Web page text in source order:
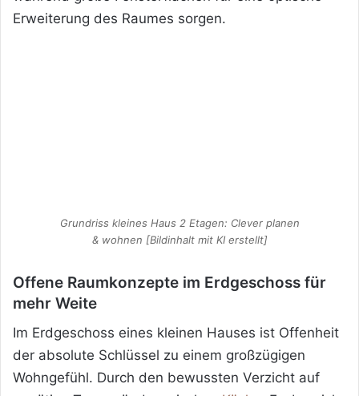
Erweiterung des Raumes sorgen.
Grundriss kleines Haus 2 Etagen: Clever planen
& wohnen [Bildinhalt mit KI erstellt]
Offene Raumkonzepte im Erdgeschoss für
mehr Weite
Im Erdgeschoss eines kleinen Hauses ist Offenheit
der absolute Schlüssel zu einem großzügigen
Wohngefühl. Durch den bewussten Verzicht auf